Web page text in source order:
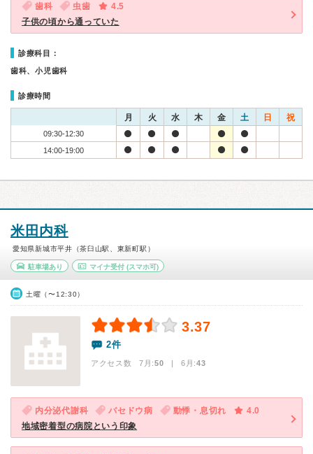
歯科 虫歯
4.5
子供の頃から通っていた
診療科目：
歯科、小児歯科
診療時間
月 火 水 木 金 土 日 祝
09:30-12:30
14:00-19:00
米田内科
愛知県新城市平井（茶臼山駅、東新町駅）
駐車場あり マイナ受付(スマホ可)
土曜（〜12:30）
3.37
2件
アクセス数 7月:50 | 6月:43
内分泌代謝科 バセドウ病 動悸・息切れ
4.0
地域密着型の病院という印象